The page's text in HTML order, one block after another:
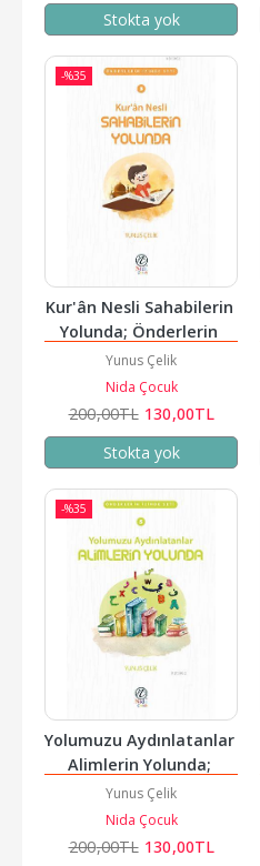
Stokta yok
-%35
Kur'ân Nesli Sahabilerin
Yolunda; Önderlerin
İzinde Seti
Yunus Çelik
Nida Çocuk
200,00TL 130,00TL
Stokta yok
-%35
Yolumuzu Aydınlatanlar
Alimlerin Yolunda;
Önderlerin İzinde Seti
Yunus Çelik
Nida Çocuk
200,00TL 130,00TL